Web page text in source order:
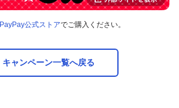
PayPay公式ストアでご購入ください。
キャンペーン一覧へ戻る